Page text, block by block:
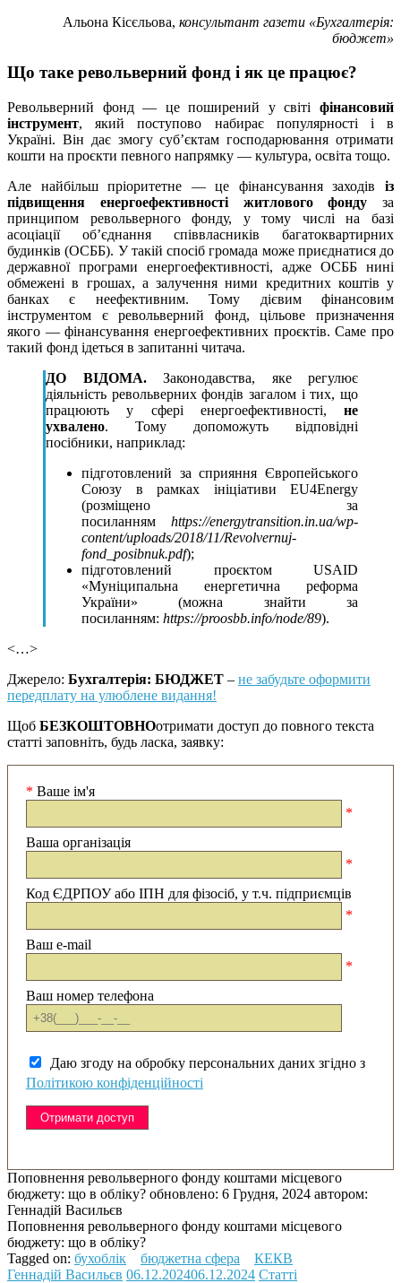
Альона Кісєльова, консультант газети «Бухгалтерія:
бюджет»
Що таке револьверний фонд і як це працює?
Револьверний фонд — це поширений у світі фінансовий
інструмент, який поступово набирає популярності і в
Україні. Він дає змогу суб’єктам господарювання отримати
кошти на проєкти певного напрямку — культура, освіта тощо.
Але найбільш пріоритетне — це фінансування заходів із
підвищення енергоефективності житлового фонду за
принципом револьверного фонду, у тому числі на базі
асоціації об’єднання співвласників багатоквартирних
будинків (ОСББ). У такій спосіб громада може приєднатися до
державної програми енергоефективності, адже ОСББ нині
обмежені в грошах, а залучення ними кредитних коштів у
банках є неефективним. Тому дієвим фінансовим
інструментом є револьверний фонд, цільове призначення
якого — фінансування енергоефективних проєктів. Саме про
такий фонд ідеться в запитанні читача.
ДО ВІДОМА.Законодавства, яке регулює
діяльність револьверних фондів загалом і тих, що
працюють у сфері енергоефективності, не
ухвалено. Тому допоможуть відповідні
посібники, наприклад:
підготовлений за сприяння Європейського
Союзу в рамках ініціативи EU4Energy
(розміщено за
посиланням https://energytransition.in.ua/wp-
content/uploads/2018/11/Revolvernuj-
fond_posibnuk.pdf);
підготовлений проєктом USAID
«Муніципальна енергетична реформа
України» (можна знайти за
посиланням: https://proosbb.info/node/89).
<…>
Джерело: Бухгалтерія: БЮДЖЕТ – не забудьте оформити
передплату на улюблене видання!
Щоб БЕЗКОШТОВНОотримати доступ до повного текста
статті заповніть, будь ласка, заявку:
* Ваше ім'я
*
Ваша організація
*
Код ЄДРПОУ або ІПН для фізосіб, у т.ч. підприємців
*
Ваш e-mail
*
Ваш номер телефона
Даю згоду на обробку персональних даних згідно з
Політикою конфіденційності
Поповнення револьверного фонду коштами місцевого
бюджету: що в обліку? обновлено: 6 Грудня, 2024 автором:
Геннадій Васильєв
Поповнення револьверного фонду коштами місцевого
бюджету: що в обліку?
Tagged on: бухоблік бюджетна сфера
КЕКВ
Геннадій Васильєв 06.12.202406.12.2024 Статті